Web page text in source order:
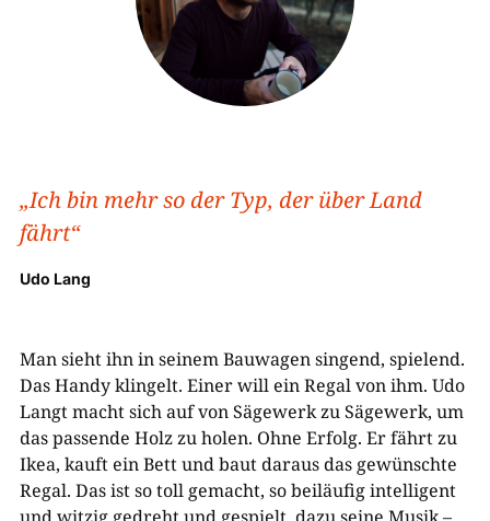
„Ich bin mehr so der Typ, der über Land
fährt“
Udo Lang
Man sieht ihn in seinem Bauwagen singend, spielend.
Das Handy klingelt. Einer will ein Regal von ihm. Udo
Langt macht sich auf von Sägewerk zu Sägewerk, um
das passende Holz zu holen. Ohne Erfolg. Er fährt zu
Ikea, kauft ein Bett und baut daraus das gewünschte
Regal. Das ist so toll gemacht, so beiläufig intelligent